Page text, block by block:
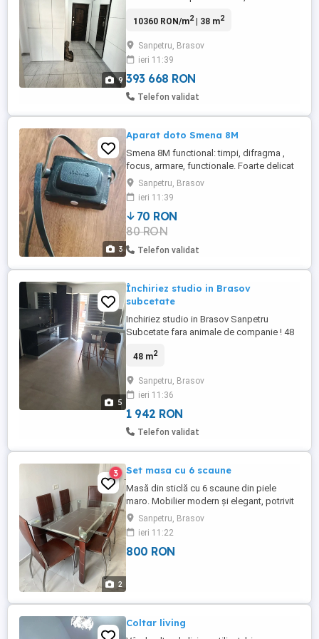
9
Suprafață utilă 38mp Terasa generoasă
mobilată gata de mutat Geamuri termopan
schimbate in 2025 tripane An construcție
2017 Cota parte ...
10360 RON/m2| 38 m2
Sanpetru, Brasov
ieri 11:39
393 668 RON
Telefon validat
3
Aparat doto Smena 8M
Smena 8M functional: timpi, difragma ,
focus, armare, functionale. Foarte delicat
la tractiune cadre, foarte usor se poate
creste distanta intre cadre sau face
suprapuneri. Suporta foarte bine
suprapuneri, obiectiv neasteptat de bun
pt. un asemenea aparat.
Sanpetru, Brasov
ieri 11:39
70 RON
80 RON
Telefon validat
5
Închiriez studio in Brasov
subcetate
Inchiriez studio in Brasov Sanpetru
Subcetate fara animale de companie ! 48
centru cu masina ,loc de parcare inclus
48 m2
Sanpetru, Brasov
ieri 11:36
1 942 RON
Telefon validat
2
3 Set masa cu 6 scaune
Masă din sticlă cu 6 scaune din piele
maro. Mobilier modern și elegant, potrivit
pentru bucătărie sau living.Dimensiuni
masa 1,50 90,nu asigur transport!
Sanpetru, Brasov
ieri 11:22
800 RON
Coltar living